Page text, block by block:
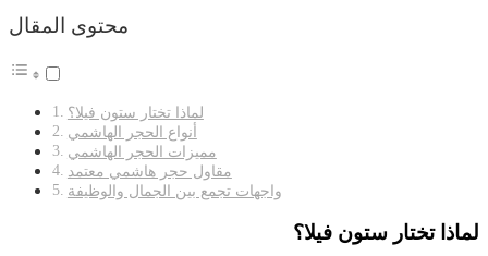
محتوى المقال
لماذا تختار ستون فيلا؟
أنواع الحجر الهاشمي
مميزات الحجر الهاشمي
مقاول حجر هاشمي معتمد
واجهات تجمع بين الجمال والوظيفة
لماذا تختار ستون فيلا؟